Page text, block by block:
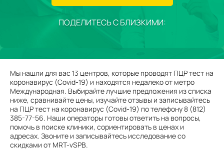
Мы нашли для вас 13 центров, которые проводят ПЦР тест на
коронавирус (Covid-19) и находятся недалеко от метро
Международная. Выбирайте лучшие предложения из списка
ниже, сравнивайте цены, изучайте отзывы и записывайтесь
на ПЦР тест на коронавирус (Covid-19) по телефону 8 (812)
385-77-56. Наши операторы готовы ответить на вопросы,
помочь в поиске клиники, сориентировать в ценах и
адресах. Звоните и записывайтесь исследование со
скидками от MRT-vSPB.
ПОДЕЛИТЕСЬ С БЛИЗКИМИ: